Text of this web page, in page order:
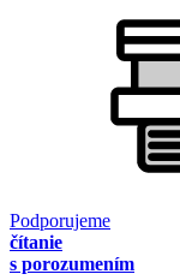
Podporujeme
čítanie
s porozumením